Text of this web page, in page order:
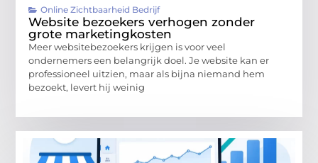
Online Zichtbaarheid Bedrijf
Website bezoekers verhogen zonder
grote marketingkosten
Meer websitebezoekers krijgen is voor veel
ondernemers een belangrijk doel. Je website kan er
professioneel uitzien, maar als bijna niemand hem
bezoekt, levert hij weinig